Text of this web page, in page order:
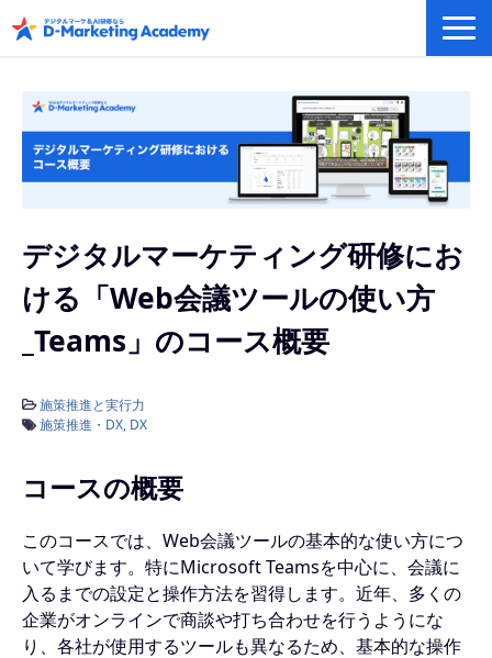
eラーニングシステム
カリキュラム例/事例
無料プラン/キャンペーン/特集
デジタルマーケティング研修にお
ける「Web会議ツールの使い方
_Teams」のコース概要
施策推進と実行力
施策推進・DX DX
コースの概要
このコースでは、Web会議ツールの基本的な使い方につ
いて学びます。特にMicrosoft Teamsを中心に、会議に
入るまでの設定と操作方法を習得します。近年、多くの
企業がオンラインで商談や打ち合わせを行うようにな
り、各社が使用するツールも異なるため、基本的な操作